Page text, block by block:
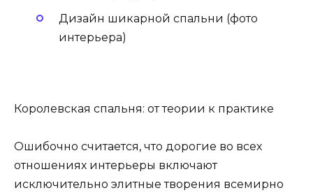
Дизайн шикарной спальни (фото
интерьера)
Королевская спальня: от теории к практике
Ошибочно считается, что дорогие во всех
отношениях интерьеры включают
исключительно элитные творения всемирно